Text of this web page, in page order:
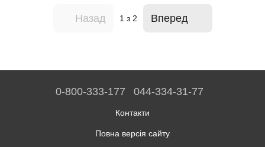
Назад 1 з 2 Вперед
0-800-333-177 044-334-31-77
Контакти
Повна версія сайту